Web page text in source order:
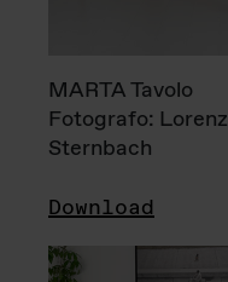
MARTA Tavolo
Fotografo: Lorenz
Sternbach
Download